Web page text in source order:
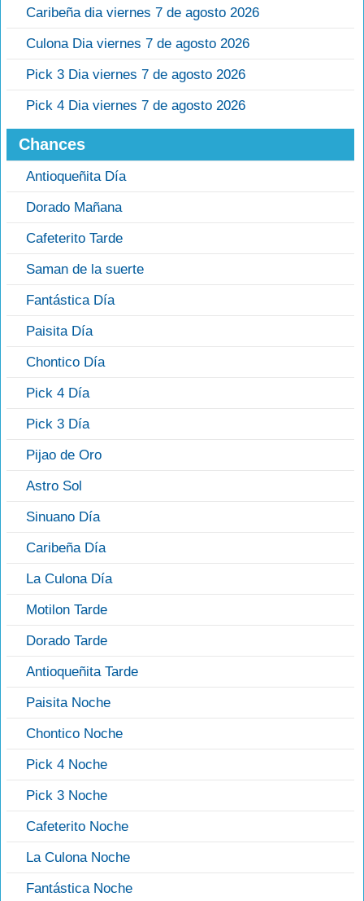
Caribeña dia viernes 7 de agosto 2026
Culona Dia viernes 7 de agosto 2026
Pick 3 Dia viernes 7 de agosto 2026
Pick 4 Dia viernes 7 de agosto 2026
Chances
Antioqueñita Día
Dorado Mañana
Cafeterito Tarde
Saman de la suerte
Fantástica Día
Paisita Día
Chontico Día
Pick 4 Día
Pick 3 Día
Pijao de Oro
Astro Sol
Sinuano Día
Caribeña Día
La Culona Día
Motilon Tarde
Dorado Tarde
Antioqueñita Tarde
Paisita Noche
Chontico Noche
Pick 4 Noche
Pick 3 Noche
Cafeterito Noche
La Culona Noche
Fantástica Noche